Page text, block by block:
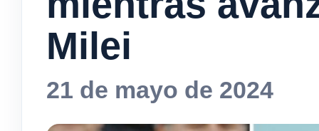
Milei
21 de mayo de 2024